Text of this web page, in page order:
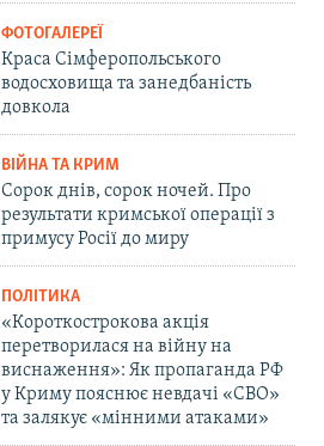
ФОТОГАЛЕРЕЇ
Краса Сімферопольського
водосховища та занедбаність
довкола
ВІЙНА ТА КРИМ
Сорок днів, сорок ночей. Про
результати кримської операції з
примусу Росії до миру
ПОЛІТИКА
«Короткострокова акція
перетворилася на війну на
виснаження»: Як пропаганда РФ
у Криму пояснює невдачі «СВО»
та залякує «мінними атаками»